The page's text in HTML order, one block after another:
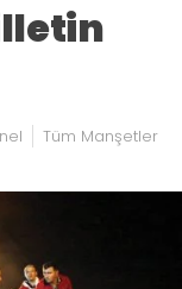
Tüm Manşetler